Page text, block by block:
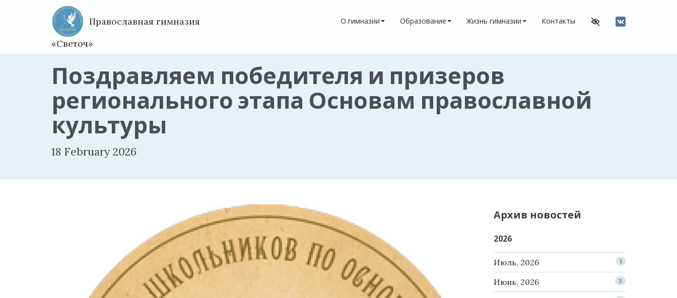
Православная гимназия
«Светоч»
О гимназии Образование Жизнь гимназии Контакты
Поздравляем победителя и призеров
регионального этапа Основам православной
культуры
18 February 2026
Архив новостей
2026
Июль, 2026 1
Июнь, 2026 3